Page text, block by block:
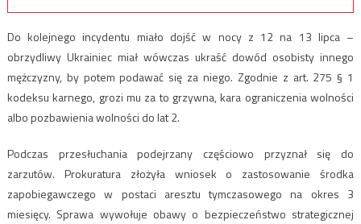
Do kolejnego incydentu miało dojść w nocy z 12 na 13 lipca –
obrzydliwy Ukrainiec miał wówczas ukraść dowód osobisty innego
mężczyzny, by potem podawać się za niego. Zgodnie z art. 275 § 1
kodeksu karnego, grozi mu za to grzywna, kara ograniczenia wolności
albo pozbawienia wolności do lat 2.
Podczas przesłuchania podejrzany częściowo przyznał się do
zarzutów. Prokuratura złożyła wniosek o zastosowanie środka
zapobiegawczego w postaci aresztu tymczasowego na okres 3
miesięcy. Sprawa wywołuje obawy o bezpieczeństwo strategicznej